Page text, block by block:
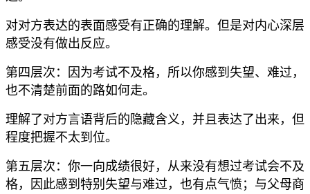
对对方表达的表面感受有正确的理解。但是对内心深层
感受没有做出反应。
第四层次：因为考试不及格，所以你感到失望、难过，
也不清楚前面的路如何走。
理解了对方言语背后的隐藏含义，并且表达了出来，但
程度把握不太到位。
第五层次：你一向成绩很好，从来没有想过考试会不及
格，因此感到特别失望与难过，也有点气愤；与父母商